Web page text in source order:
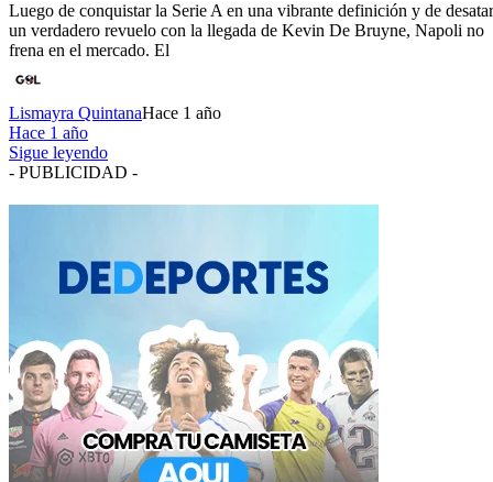
Luego de conquistar la Serie A en una vibrante definición y de desatar
un verdadero revuelo con la llegada de Kevin De Bruyne, Napoli no
frena en el mercado. El
Lismayra QuintanaHace 1 año
Hace 1 año
Sigue leyendo
- PUBLICIDAD -